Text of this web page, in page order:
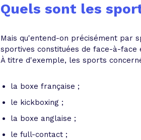
Quels sont les
Mais qu'entend-on précisément par
sportives constituées de face-à-face
À titre d'exemple, les sports
la boxe française ;
le kickboxing ;
la boxe anglaise ;
le full-contact ;